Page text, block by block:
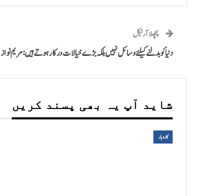
پچھلا آرٹیکل
دنیا کو بدلنے کیلئے وسائل نہیں بلکہ بڑے خیالات درکار ہوتے ہیں: مریم نواز
شاید آپ یہ بھی پسند کریں
کاروبار